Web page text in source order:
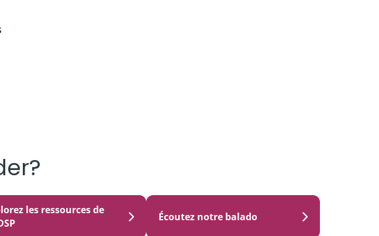
les ressources de
Écoutez notre balado